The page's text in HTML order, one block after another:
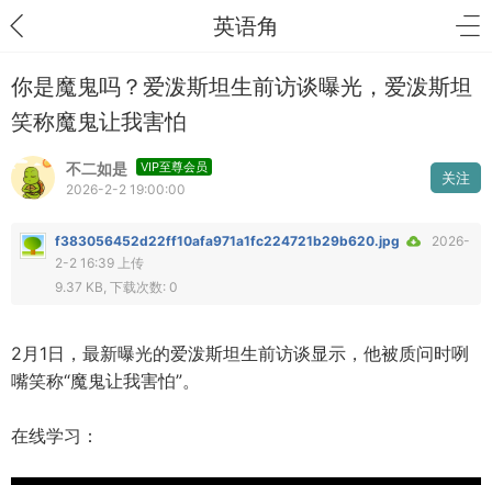
英语角
你是魔鬼吗？爱泼斯坦生前访谈曝光，爱泼斯坦
笑称魔鬼让我害怕
不二如是 VIP至尊会员
2026-2-2 19:00:00
关注
f383056452d22ff10afa971a1fc224721b29b620.jpg
2026-
2-2 16:39 上传
9.37 KB, 下载次数: 0
2月1日，最新曝光的爱泼斯坦生前访谈显示，他被质问时咧
嘴笑称“魔鬼让我害怕”。
在线学习：